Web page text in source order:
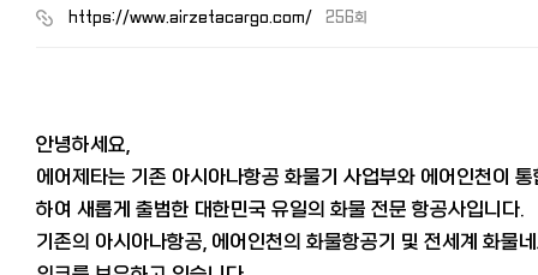
https://www.airzetacargo.com/ 256회
안녕하세요,
에어제타는 기존 아시아나항공 화물기 사업부와 에어인천이 통
하여 새롭게 출범한 대한민국 유일의 화물 전문 항공사입니다.
기존의 아시아나항공, 에어인천의 화물항공기 및 전세계 화물